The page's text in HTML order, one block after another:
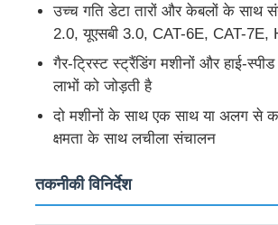
उत्पाद
हमारे बारे में
फैक्टरी यात्रा
उच्च गति डेटा तारों और केबलों के साथ
2.0, यूएसबी 3.0, CAT-6E, CAT-7E,
गैर-ट्रिस्ट स्ट्रैंडिंग मशीनों और हाई-
लाभों को जोड़ती है
दो मशीनों के साथ एक साथ या अलग से
क्षमता के साथ लचीला संचालन
तकनीकी विनिर्देश